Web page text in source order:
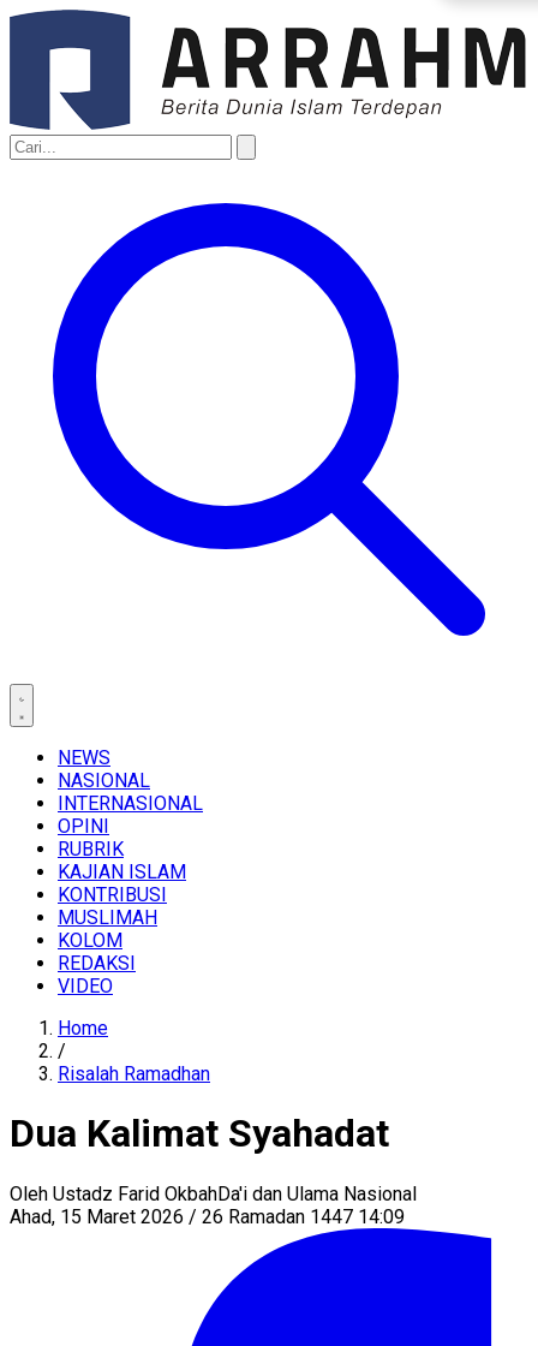
NEWS
NASIONAL
INTERNASIONAL
OPINI
RUBRIK
KAJIAN ISLAM
KONTRIBUSI
MUSLIMAH
KOLOM
REDAKSI
VIDEO
Home
/
Risalah Ramadhan
Dua Kalimat Syahadat
Oleh Ustadz Farid OkbahDa'i dan Ulama Nasional
Ahad, 15 Maret 2026 / 26 Ramadan 1447 14:09